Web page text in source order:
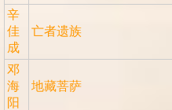
辛
佳
成
亡者遗族
邓
海
阳
地藏菩萨